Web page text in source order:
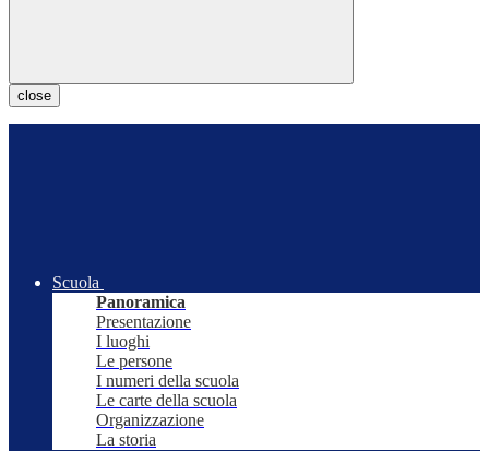
close
Scuola
Panoramica
Presentazione
I luoghi
Le persone
I numeri della scuola
Le carte della scuola
Organizzazione
La storia